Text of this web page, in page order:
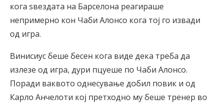
кога ѕвездата на Барселона реагираше
непримерно кон Чаби Алонсо кога тој го извади
од игра.
Винисиус беше бесен кога виде дека треба да
излезе од игра, дури пцуеше по Чаби Алонсо.
Поради ваквото однесување добил повик и од
Карло Анчелоти кој претходно му беше тренер во